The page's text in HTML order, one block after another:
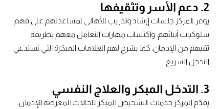
2. دعم الأسر وتثقيفها
يوفر المركز جلسات إرشاد وتدريب للأهالي لمساعدتهم على فهم
سلوكيات أبنائهم، واكتساب مهارات التعامل معهم بطريقة
تقيهم من الإدمان. كما يشرح لهم العلامات المبكرة التي تستدعي
التدخل السريع.
3. التدخل المبكر والعلاج النفسي
يقدّم المركز خدمات التشخيص المبكر للحالات المعرضة للإدمان،